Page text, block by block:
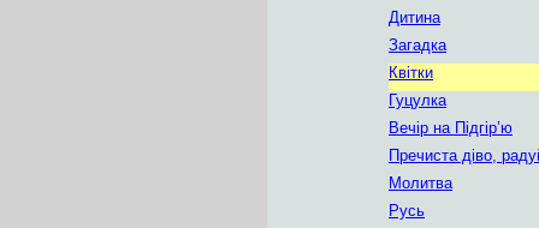
Дитина
Загадка
Квітки
Гуцулка
Вечір на Підгір’ю
Пречиста діво,
Молитва
Русь